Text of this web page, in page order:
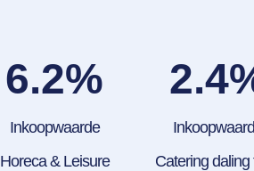
6.2%
Inkoopwaarde
Horeca & Leisure
2.4
Catering daling